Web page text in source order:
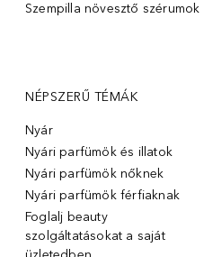
Szempilla növesztő szérumok
NÉPSZERŰ TÉMÁK
Nyár
Nyári parfümök és illatok
Nyári parfümök nőknek
Nyári parfümök férfiaknak
Foglalj beauty
szolgáltatásokat a saját